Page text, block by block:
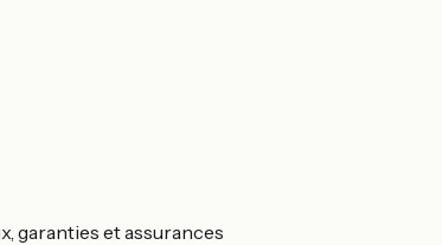
garanties et assurances